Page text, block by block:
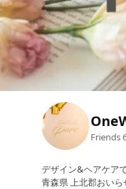
Friends
デザイン&ヘアケア
青森県 上北郡おいら